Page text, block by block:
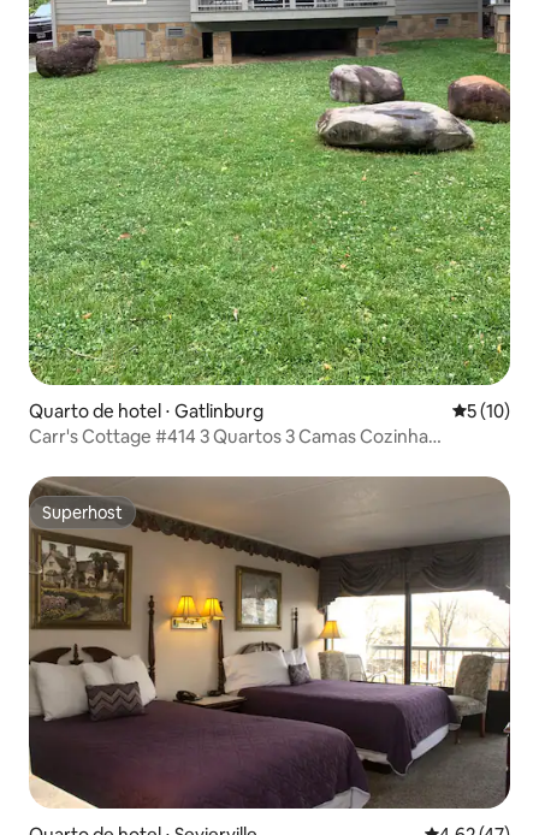
Quarto de hotel ⋅ Gatlinburg 5 de uma
5 (10)
Carr's Cottage #414 3 Quartos 3 Camas Cozinha
Superhost
Superhost